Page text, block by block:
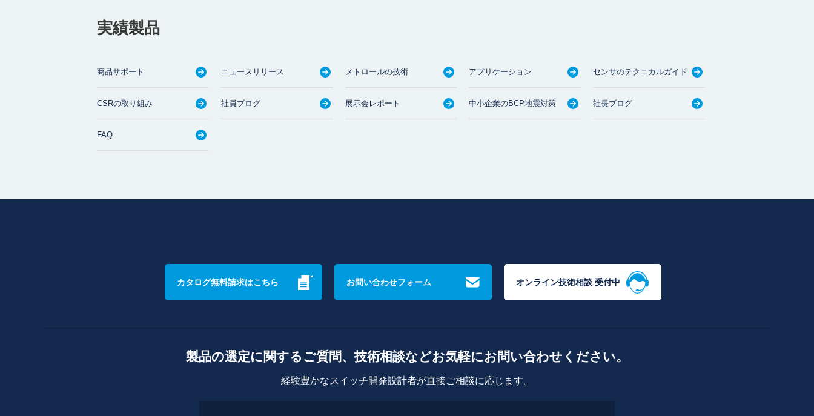
実績製品
商品サポート ニュースリリース メトロールの技術 アプリケーション センサのテクニカルガイド
CSRの取り組み 社員ブログ 展示会レポート 中小企業のBCP地震対策 社長ブログ
FAQ
カタログ無料請求はこちら お問い合わせフォーム オンライン技術相談 受付中
製品の選定に関するご質問、技術相談などお気軽にお問い合わせください。
経験豊かなスイッチ開発設計者が直接ご相談に応じます。